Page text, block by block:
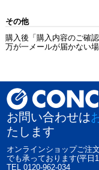
その他
購入後「購入内容のご確
万が一メールが届かない
お問い合わせは
たします
オンラインショップご注
でも承っております(平日
TEL 0120-962-034